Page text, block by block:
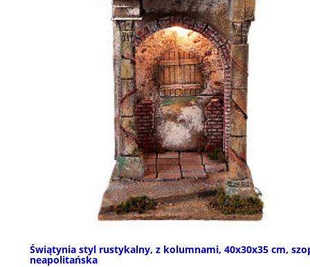
Świątynia styl rustykalny, z kolumnami, 40x30x35 cm,
neapolitańska